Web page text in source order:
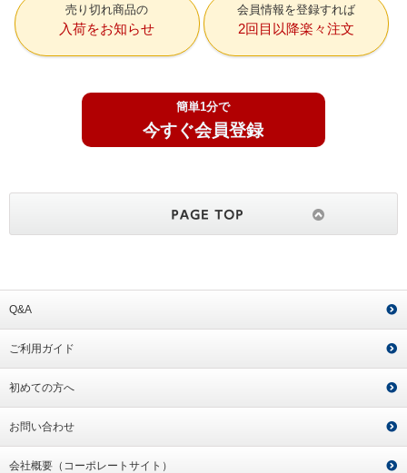
売り切れ商品の
入荷をお知らせ
会員情報を登録すれば
2回目以降楽々注文
簡単1分で
今すぐ会員登録
Q&A
ご利用ガイド
初めての方へ
お問い合わせ
会社概要（コーポレートサイト）